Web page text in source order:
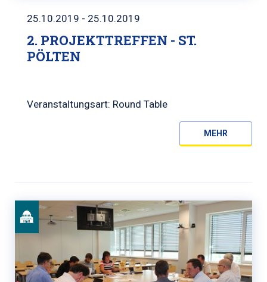
25.10.2019 - 25.10.2019
2. PROJEKTTREFFEN - ST.
PÖLTEN
Veranstaltungsart: Round Table
MEHR